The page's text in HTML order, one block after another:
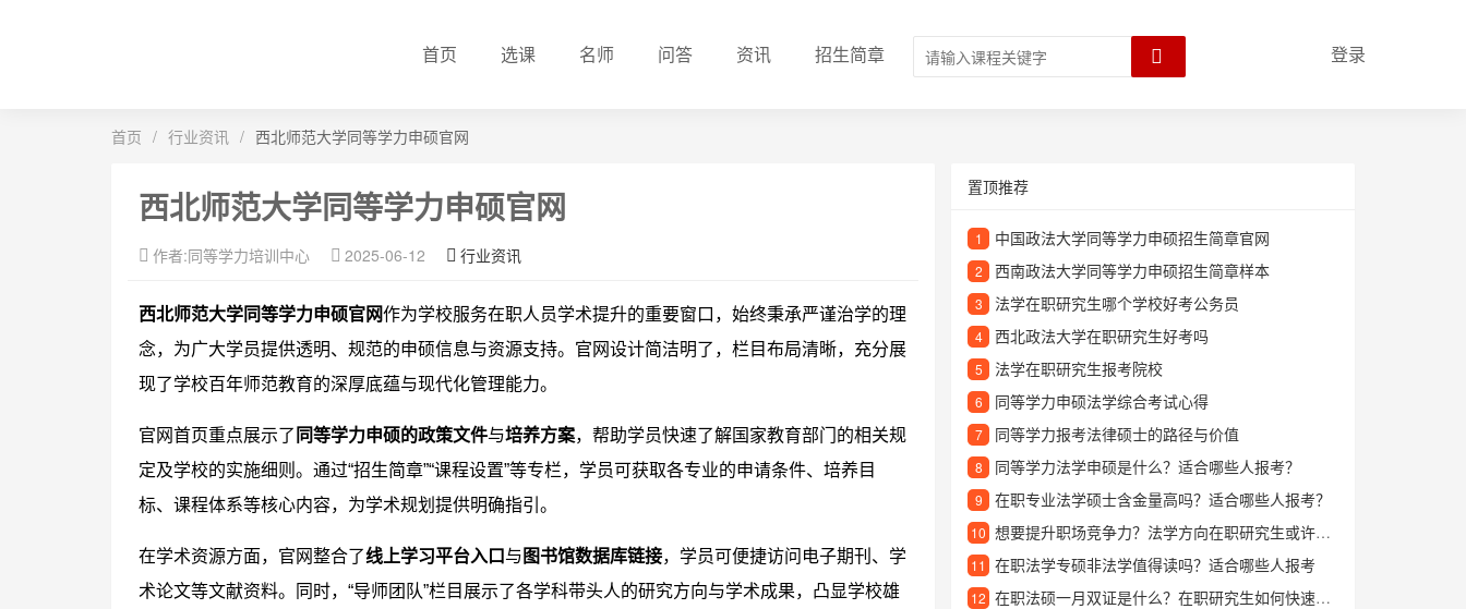
首页 选课 名师 问答 资讯 招生简章 登录
首页 / 行业资讯 / 西北师范大学同等学力申硕官网
西北师范大学同等学力申硕官网
作者:同等学力培训中心 2025-06-12 行业资讯
西北师范大学同等学力申硕官网作为学校服务在职人员学术提升的重要窗口，始终秉承严谨治学的理
念，为广大学员提供透明、规范的申硕信息与资源支持。官网设计简洁明了，栏目布局清晰，充分展
现了学校百年师范教育的深厚底蕴与现代化管理能力。
官网首页重点展示了 同等学力申硕的政策文件与培养方案，帮助学员快速了解国家教育部门的相关规
定及学校的实施细则。通过“招生简章”“课程设置”等专栏，学员可获取各专业的申请条件、培养目
标、课程体系等核心内容，为学术规划提供明确指引。
在学术资源方面，官网整合了线上学习平台入口 与 图书馆数据库链接，学员可便捷访问电子期刊、学
术论文等文献资料。同时，“导师团队”栏目展示了各学科带头人的研究方向与学术成果，凸显学校雄
置顶推荐
1 中国政法大学同等学力申硕招生简章官网
2 西南政法大学同等学力申硕招生简章样本
3 法学在职研究生哪个学校好考公务员
4 西北政法大学在职研究生好考吗
5 法学在职研究生报考院校
6 同等学力申硕法学综合考试心得
7 同等学力报考法律硕士的路径与价值
8 同等学力法学申硕是什么？适合哪些人报考？
9 在职专业法学硕士含金量高吗？适合哪些人报考？
10 想要提升职场竞争力？法学方向在职研究生或许是个好选择
11 在职法学专硕非法学值得读吗？适合哪些人报考
12 在职法硕一月双证是什么？在职研究生如何快速拿到双证？